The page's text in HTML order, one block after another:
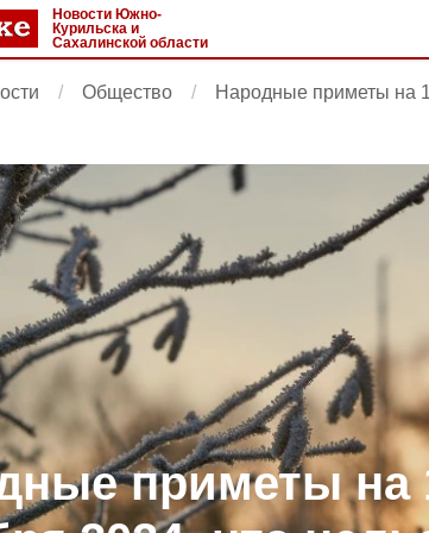
Новости Южно-
Курильска и
Сахалинской области
Общество
Народные приметы на
приметы на